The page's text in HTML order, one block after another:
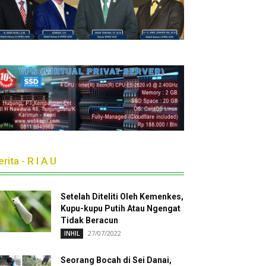
- R I A U
Setelah Diteliti Oleh Kemenkes,
Kupu-kupu Putih Atau Ngengat
Tidak Beracun
INHIL 27/07/2022
Seorang Bocah di Sei Danai,